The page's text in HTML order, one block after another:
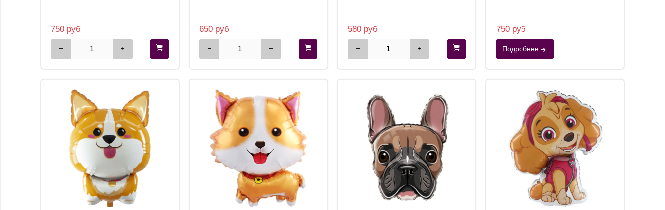
750 руб 650 руб 580 руб 750 руб
Подробнее